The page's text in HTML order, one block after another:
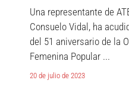
Una representante de
Consuelo Vidal, ha
del 51 aniversario de la
Femenina Popular ...
20 de julio de 2023